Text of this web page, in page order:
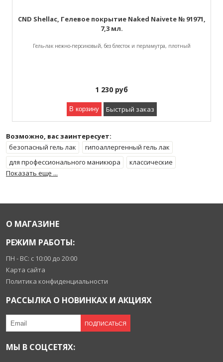
CND Shellac, Гелевое покрытие Naked Naivete № 91971,
7,3 мл.
Гель-лак нежно-персиковый, без блесток и перламутра, плотный
1 230 руб
В корзину Быстрый заказ
Возможно, вас заинтересует:
Показать еще ...
безопасный гель лак
гипоаллергенный гель лак
для профессионального маникюра
классические
малиновые
популярные
О МАГАЗИНЕ
РЕЖИМ РАБОТЫ:
ПН - ВС: с 10:00 до 20:00
Карта сайта
Политика конфиденциальности
РАССЫЛКА О НОВИНКАХ И АКЦИЯХ
ПОДПИСАТЬСЯ
МЫ В СОЦСЕТЯХ: